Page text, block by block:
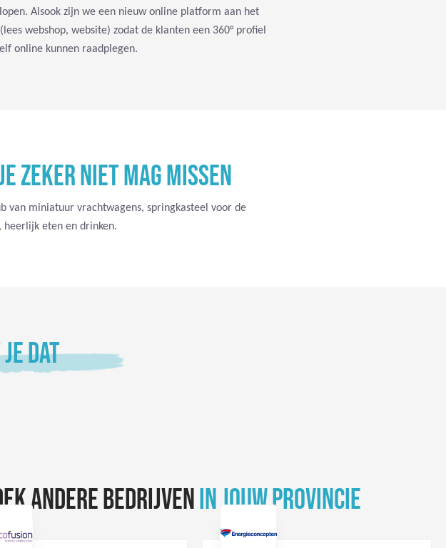
Alsook zijn we een nieuw online platform aan het
webshop, website) zodat de klanten een 360° profiel
online kunnen raadplegen.
ZEKER NIET MAG MISSEN
van miniatuur vrachtwagens, springkasteel voor de
heerlijk eten en drinken.
JE DAT
ANDERE BEDRIJVENIN JOUW PROVINCIE